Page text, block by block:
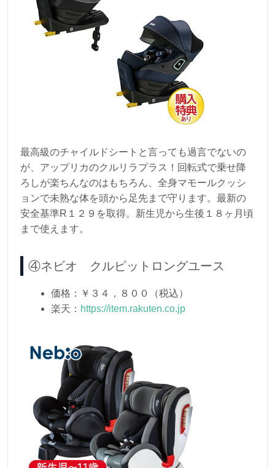
最高級のチャイルドシートと言っても過言でないの
が、アップリカのクルリラプラス！回転式で乗せ降
ろしが楽ちんなのはもちろん、全身マモールクッシ
ョンで未熟な体を頭から足先まで守ります。最新の
安全基準R１２９を取得。新生児から生後１８ヶ月頃
まで使えます。
④ネビオ クルピットロングユース
価格：￥３４，８００（税込）
楽天： https://item.rakuten.co.jp